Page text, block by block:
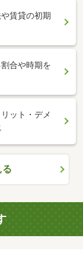
賃貸の初期
合や時期を
ット・デメ